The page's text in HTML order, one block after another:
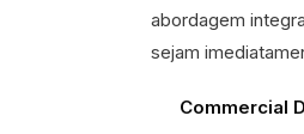
abordagem
sejam
Commercial